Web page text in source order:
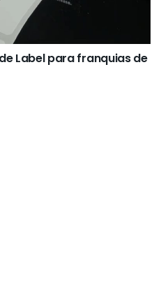
Label para franquias de